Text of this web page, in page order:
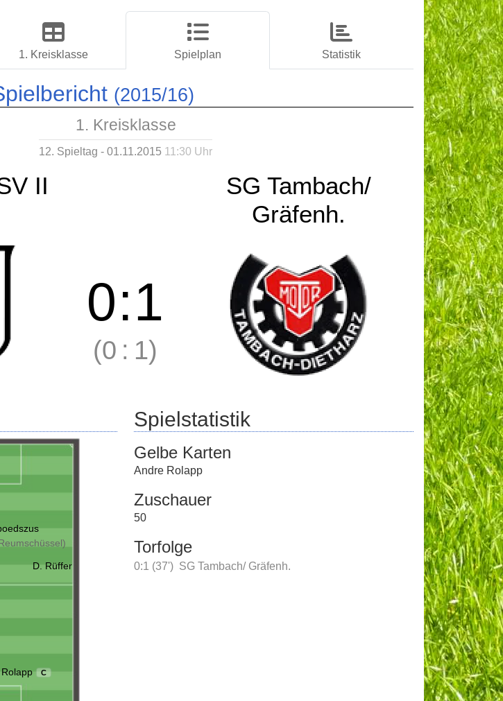
1. Kreisklasse Spielplan Statistik
(2015/16)
1. Kreisklasse
12. Spieltag - 01.11.2015 11:30 Uhr
II
SG Tambach/
Gräfenh.
0:1
(0 : 1)
D. Rüffer
C
Spielstatistik
Gelbe Karten
Andre Rolapp
Zuschauer
50
Torfolge
0:1 (37') SG Tambach/ Gräfenh.